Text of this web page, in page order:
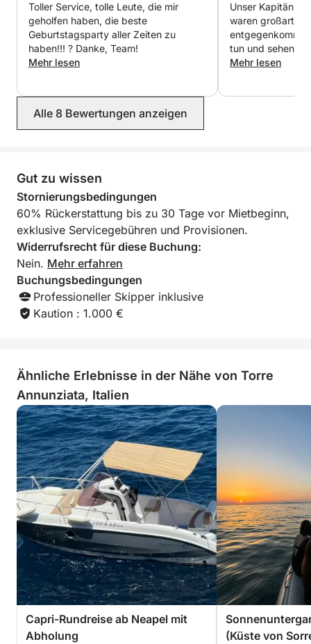
Die Schönheit Capris lässt sich am besten vom
Wasser aus erleben. Buchen Sie jetzt Ihren privaten
Italienurlaub über Click&Boat!
Toller Service, tolle Leute, die mir
geholfen haben, die beste
Geburtstagsparty aller Zeiten zu
haben!!! ? Danke, Team!
Mehr lesen
Unser Kapitän
waren großartig,
tun und sehen
fantastisch, die
Mehr lesen
Alle 8 Bewertungen anzeigen
Gut zu wissen
Stornierungsbedingungen
60% Rückerstattung bis zu 30 Tage vor Mietbeginn,
exklusive Servicegebühren und Provisionen.
Widerrufsrecht für diese Buchung:
Nein. Mehr erfahren
Buchungsbedingungen
Professioneller Skipper inklusive
Kaution : 1.000 €
Ähnliche Erlebnisse in der Nähe von Torre
Annunziata, Italien
Capri-Rundreise ab Neapel mit
Abholung
(Küste von